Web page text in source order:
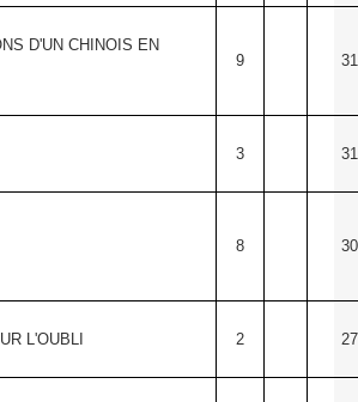
D'UN CHINOIS EN
9
3
8
L'OUBLI 2